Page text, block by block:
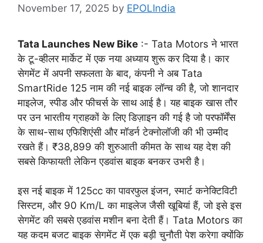
November 17, 2025 by EPOLIndia
Tata Launches New Bike :- Tata Motors ने भारत
के टू-व्हीलर मार्केट में एक नया अध्याय शुरू कर दिया है। कार
सेगमेंट में अपनी सफलता के बाद, कंपनी ने अब Tata
SmartRide 125 नाम की नई बाइक लॉन्च की है, जो शानदार
माइलेज, स्पीड और फीचर्स के साथ आई है। यह बाइक खास तौर
पर उन भारतीय ग्राहकों के लिए डिज़ाइन की गई है जो परफॉर्मेंस
के साथ-साथ एफिशिएंसी और मॉडर्न टेक्नोलॉजी की भी उम्मीद
रखते हैं। ₹38,899 की शुरुआती कीमत के साथ यह देश की
सबसे किफायती लेकिन एडवांस बाइक बनकर उभरी है।
इस नई बाइक में 125cc का पावरफुल इंजन, स्मार्ट कनेक्टिविटी
सिस्टम, और 90 Km/L का माइलेज जैसी खूबियां हैं, जो इसे इस
सेगमेंट की सबसे एडवांस मशीन बना देती हैं। Tata Motors का
यह कदम बजट बाइक सेगमेंट में एक बड़ी चुनौती पेश करेगा क्योंकि